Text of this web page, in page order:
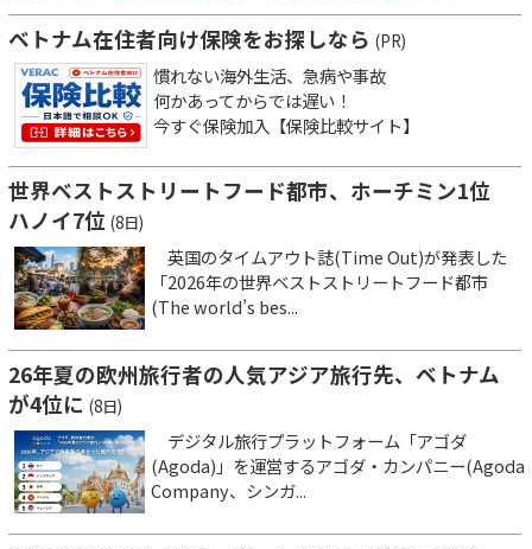
ベトナム在住者向け保険をお探しなら (PR)
慣れない海外生活、急病や事故
何かあってからでは遅い！
今すぐ保険加入【保険比較サイト】
世界ベストストリートフード都市、ホーチミン1位
ハノイ7位 (8日)
英国のタイムアウト誌(Time Out)が発表した
「2026年の世界ベストストリートフード都市
(The world’s bes...
26年夏の欧州旅行者の人気アジア旅行先、ベトナム
が4位に (8日)
デジタル旅行プラットフォーム「アゴダ
(Agoda)」を運営するアゴダ・カンパニー(Agoda
Company、シンガ...